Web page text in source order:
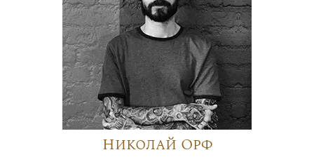
Николай Орф